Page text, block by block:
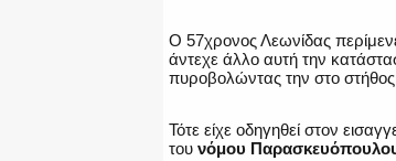
Ο 57χρονος Λεωνίδας
άντεχε άλλο αυτή την
πυροβολώντας την στο
Τότε είχε οδηγηθεί στον
του νόμου